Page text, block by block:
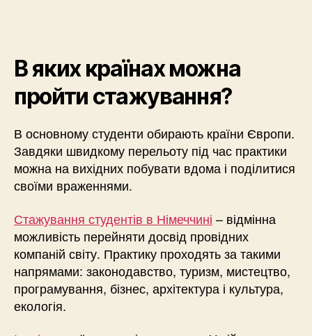
В яких країнах можна
пройти стажування?
В основному студенти обирають країни Європи.
Завдяки швидкому перельоту під час практики
можна на вихідних побувати вдома і поділитися
своїми враженнями.
Стажування студентів в Німеччині – відмінна
можливість перейняти досвід провідних
компаній світу. Практику проходять за такими
напрямами: законодавство, туризм, мистецтво,
програмування, бізнес, архітектура і культура,
екологія.